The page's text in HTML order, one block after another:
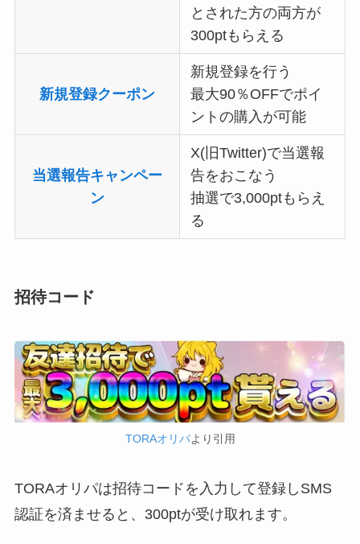
とされた方の両方が
300ptもらえる
新規登録クーポン
新規登録を行う
最大90％OFFでポイ
ントの購入が可能
当選報告キャンペー
ン
X(旧Twitter)で当選報
告をおこなう
抽選で3,000ptもらえ
る
招待コード
TORAオリパより引用
TORAオリパは招待コードを入力して登録しSMS
認証を済ませると、300ptが受け取れます。